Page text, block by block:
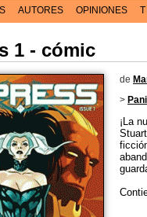
AUTORES OPINIONES
1 - cómic
de
>
¡La